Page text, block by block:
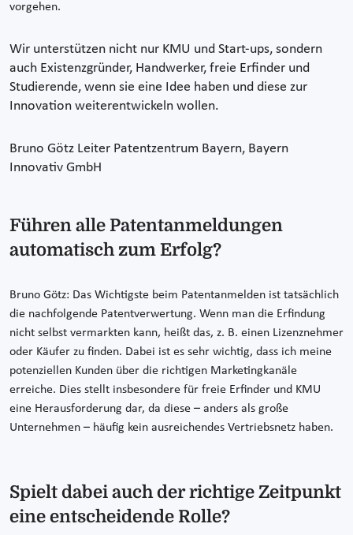
vorgehen.
Wir unterstützen nicht nur KMU und Start-ups, sondern
auch Existenzgründer, Handwerker, freie Erfinder und
Studierende, wenn sie eine Idee haben und diese zur
Innovation weiterentwickeln wollen.
Bruno Götz Leiter Patentzentrum Bayern, Bayern
Innovativ GmbH
Führen alle Patentanmeldungen
automatisch zum Erfolg?
Bruno Götz: Das Wichtigste beim Patentanmelden ist tatsächlich
die nachfolgende Patentverwertung. Wenn man die Erfindung
nicht selbst vermarkten kann, heißt das, z. B. einen Lizenznehmer
oder Käufer zu finden. Dabei ist es sehr wichtig, dass ich meine
potenziellen Kunden über die richtigen Marketingkanäle
erreiche. Dies stellt insbesondere für freie Erfinder und KMU
eine Herausforderung dar, da diese – anders als große
Unternehmen – häufig kein ausreichendes Vertriebsnetz haben.
Spielt dabei auch der richtige Zeitpunkt
eine entscheidende Rolle?